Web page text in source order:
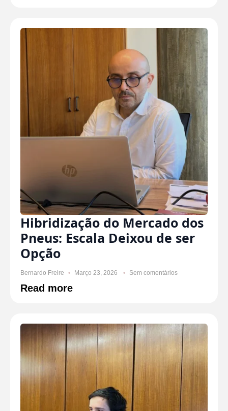
Hibridização do Mercado dos
Pneus: Escala Deixou de ser
Opção
Bernardo Freire Março 23, 2026 Sem comentários
Read more